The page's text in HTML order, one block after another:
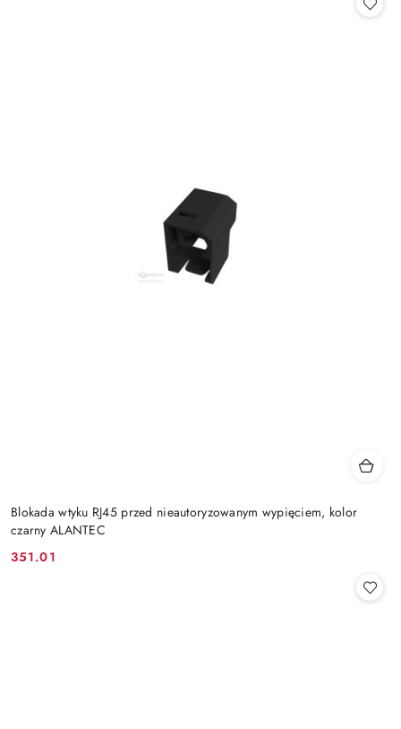
Blokada wtyku RJ45 przed nieautoryzowanym wypięciem, kolor
czarny ALANTEC
Cena:
351.01